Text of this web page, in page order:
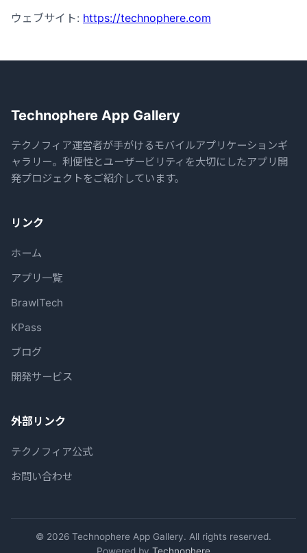
ウェブサイト: https://technophere.com
Technophere App Gallery
テクノフィア運営者が手がけるモバイルアプリケーションギ
ャラリー。利便性とユーザービリティを大切にしたアプリ開
発プロジェクトをご紹介しています。
リンク
ホーム
アプリ一覧
BrawlTech
KPass
ブログ
開発サービス
外部リンク
テクノフィア公式
お問い合わせ
© 2026 Technophere App Gallery. All rights reserved.